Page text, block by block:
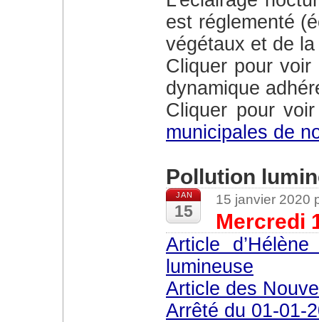
est réglementé
végétaux et de
Cliquer pour voir
dynamique
Cliquer pour voir
municipales de
Pollution
JAN
15
15 janvier
Mercredi
Article d’Hélène Schutzenberger sur la pollution
lumineuse
Article des
Arrêté du 01-01-